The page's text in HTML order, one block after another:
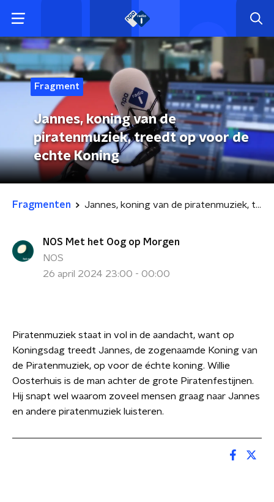
Fragment
Jannes, koning van de
piratenmuziek, treedt op voor de
echte Koning
Fragmenten Jannes, koning van de piratenmuziek, treedt op voor de echte Koning
NOS Met het Oog op Morgen
NOS
26 april 2024 23:00 - 00:00
Piratenmuziek staat in vol in de aandacht, want op
Koningsdag treedt Jannes, de zogenaamde Koning van
de Piratenmuziek, op voor de échte koning. Willie
Oosterhuis is de man achter de grote Piratenfestijnen.
Hij snapt wel waarom zoveel mensen graag naar Jannes
en andere piratenmuziek luisteren.